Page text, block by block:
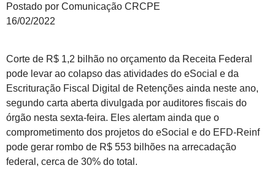
Postado por Comunicação CRCPE
16/02/2022
Corte de R$ 1,2 bilhão no orçamento da Receita Federal
pode levar ao colapso das atividades do eSocial e da
Escrituração Fiscal Digital de Retenções ainda neste ano,
segundo carta aberta divulgada por auditores fiscais do
órgão nesta sexta-feira. Eles alertam ainda que o
comprometimento dos projetos do eSocial e do EFD-Reinf
pode gerar rombo de R$ 553 bilhões na arrecadação
federal, cerca de 30% do total.